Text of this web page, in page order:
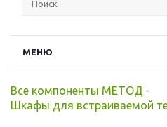
МЕНЮ
Все компоненты МЕТОД -
Шкафы для встраиваемой